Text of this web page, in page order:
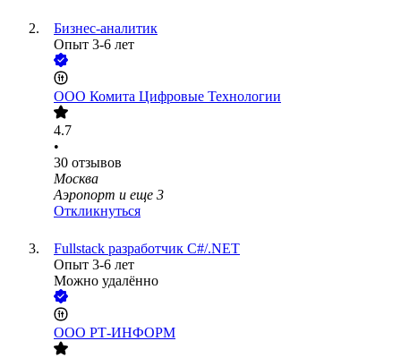
Бизнес-аналитик
Опыт 3-6 лет
ООО Комита Цифровые Технологии
4.7
•
30 отзывов
Москва
Аэропорт и еще 3
Откликнуться
Fullstack разработчик C#/.NET
Опыт 3-6 лет
Можно удалённо
ООО РТ-ИНФОРМ